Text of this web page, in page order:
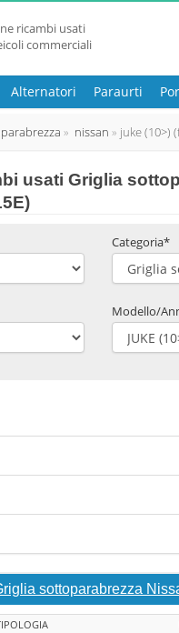
ricambi usati
commerciali
Alternatori Paraurti
nissan juke (10>)
usati Griglia
Categoria*
Modello/
sottoparabrezza